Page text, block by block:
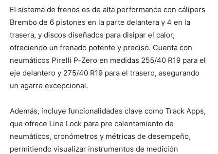
El sistema de frenos es de alta performance con cálipers
Brembo de 6 pistones en la parte delantera y 4 en la
trasera, y discos diseñados para disipar el calor,
ofreciendo un frenado potente y preciso. Cuenta con
neumáticos Pirelli P-Zero en medidas 255/40 R19 para el
eje delantero y 275/40 R19 para el trasero, asegurando
un agarre excepcional.
Además, incluye funcionalidades clave como Track Apps,
que ofrece Line Lock para pre calentamiento de
neumáticos, cronómetros y métricas de desempeño,
permitiendo visualizar instrumentos de medición